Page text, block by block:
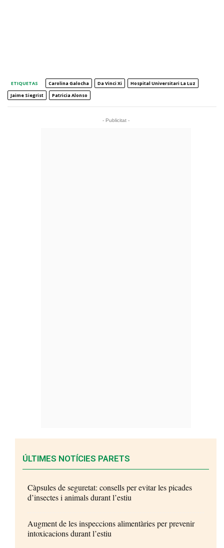
ETIQUETAS Carolina Galocha Da Vinci Xi
Hospital Universitari La Luz
Jaime Siegrist
Patricia Alonso
- Publicitat -
ÚLTIMES NOTÍCIES PARETS
Càpsules de seguretat: consells per evitar les picades
d’insectes i animals durant l’estiu
Augment de les inspeccions alimentàries per prevenir
intoxicacions durant l’estiu